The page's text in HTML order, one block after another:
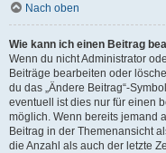
Nach oben
Wie kann ich einen Beitrag
Wenn du nicht Administrator
Beiträge bearbeiten oder
du das „Ändere Beitrag“-
eventuell ist dies nur für einen
möglich. Wenn bereits jemand
Beitrag in der Themenansicht
die Anzahl als auch der letzte